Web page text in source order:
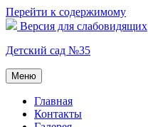
Перейти к содержимому
Версия для слабовидящих
Детский сад №35
Меню
Главная
Контакты